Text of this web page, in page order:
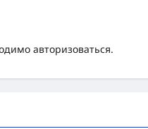
авторизоваться.